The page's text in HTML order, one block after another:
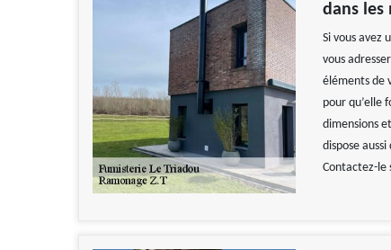
dans les
Si vous avez
vous
éléments de
pour qu’elle
dimensions
dispose
Contactez-le